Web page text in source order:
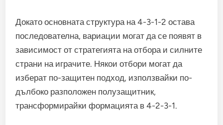
Докато основната структура на 4-3-1-2 остава
последователна, вариации могат да се появят в
зависимост от стратегията на отбора и силните
страни на играчите. Някои отбори могат да
изберат по-защитен подход, използвайки по-
дълбоко разположен полузащитник,
трансформирайки формацията в 4-2-3-1.